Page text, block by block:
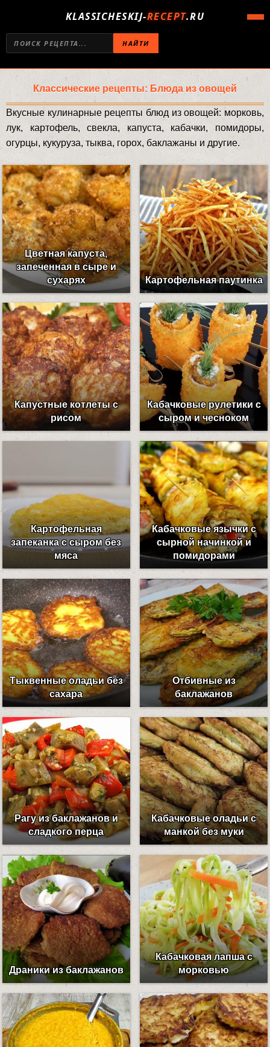
KLASSICHESKIJ-RECEPT.RU
НАЙТИ
Классические рецепты: Блюда из овощей
Вкусные кулинарные рецепты блюд из овощей: морковь,
лук, картофель, свекла, капуста, кабачки, помидоры,
огурцы, кукуруза, тыква, горох, баклажаны и другие.
Цветная капуста,
запеченная в сыре и
сухарях
Картофельная паутинка
Капустные котлеты с
рисом
Кабачковые рулетики с
сыром и чесноком
Картофельная
запеканка с сыром без
мяса
Кабачковые язычки с
сырной начинкой и
помидорами
Тыквенные оладьи без
сахара
Отбивные из
баклажанов
Рагу из баклажанов и
сладкого перца
Кабачковые оладьи с
манкой без муки
Драники из баклажанов
Кабачковая лапша с
морковью